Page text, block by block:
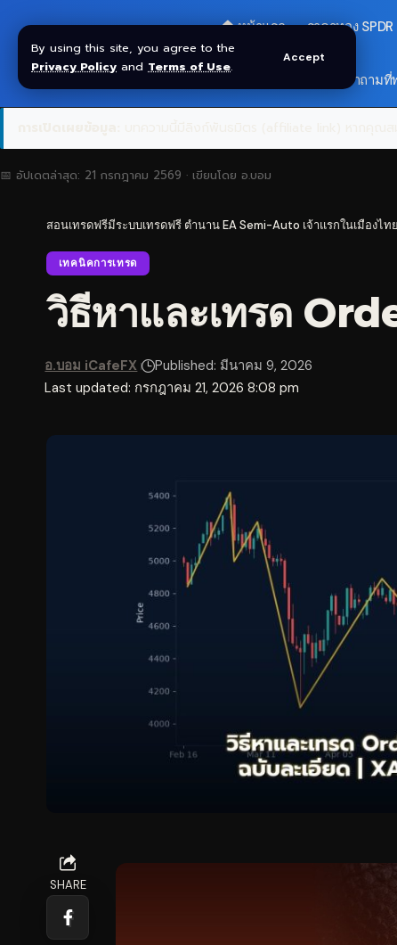
By using this site, you agree to the
Privacy Policy and Terms of Use.
Accept
🏠 หน้าแรก ราคาทอง SPDR
❓ คำถาม
📅 อัปเดตล่าสุด: 21 กรกฎาคม 2569 · เขียนโดย อ.บอม
สอนเทรดฟรีมีระบบเทรดฟรี ตำนาน EA Semi-Auto เจ้าแรกในเมืองไทย
เทคนิคการเทรด
วิธีหาและเทรด
Last updated: กรกฎาคม 21, 2026 8:08 pm
อ.บอม iCafeFX Published: มีนาคม 9, 2026
SHARE